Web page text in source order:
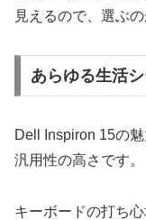
見えるので、選ぶ
あらゆる生活
Dell Inspiron 15の
汎用性の高さです。
キーボードの打ち